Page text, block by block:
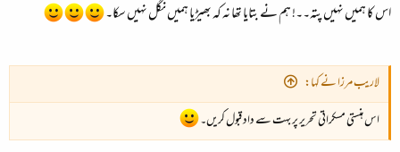
اس کا ہمیں نہیں پتہ۔۔! ہم نے بتایا تھا نہ کہ بھیڑیا ہمیں نگل نہیں سکا۔
لاریب مرزا نے کہا:
اس ہنستی مسکراتی تحریر پر بہت سے داد قبول کریں۔